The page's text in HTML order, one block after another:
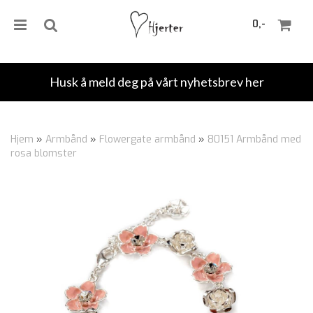
0,-
Husk å meld deg på vårt nyhetsbrev her
Hjem » Armbånd » Flowergate armbånd » 80151 Armbånd med
rosa blomster